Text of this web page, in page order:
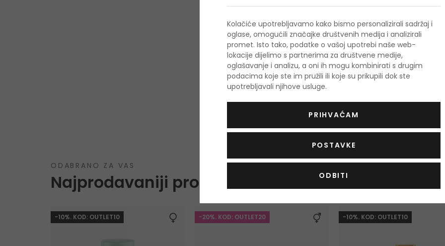
Chanson d´Eau
Toaletna voda
200 ml
Na zalihi
ODABRANO ZA VAS
Najprodavaniji proizvodi
-10%. KOD: OUTLET10 -20%. KOD: OUTLET20 -10%. KOD: OUTLET10
Kolačiće upotrebljavamo kako bismo personalizirali sadržaj i
oglase, omogućili značajke društvenih medija i analizirali
promet. Isto tako, podatke o vašoj upotrebi naše web-
lokacije dijelimo s partnerima za društvene medije,
oglašavanje i analizu, a oni ih mogu kombinirati s drugim
podacima koje ste im pružili ili koje su prikupili dok ste
upotrebljavali njihove usluge.
PRIHVAĆAM
POSTAVKE
ODBITI